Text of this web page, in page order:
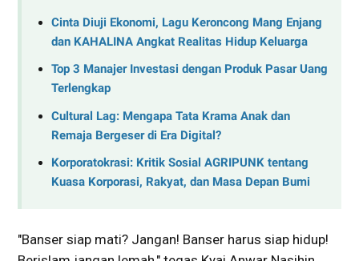
Cinta Diuji Ekonomi, Lagu Keroncong Mang Enjang
dan KAHALINA Angkat Realitas Hidup Keluarga
Top 3 Manajer Investasi dengan Produk Pasar Uang
Terlengkap
Cultural Lag: Mengapa Tata Krama Anak dan
Remaja Bergeser di Era Digital?
Korporatokrasi: Kritik Sosial AGRIPUNK tentang
Kuasa Korporasi, Rakyat, dan Masa Depan Bumi
"Banser siap mati? Jangan! Banser harus siap hidup!